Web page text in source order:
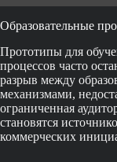
Образовательные
Прототипы для
процессов часто
разрыв между
механизмами,
ограниченная
становятся
коммерческих